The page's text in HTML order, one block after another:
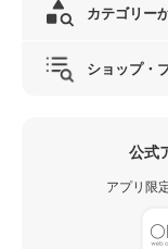
カテゴリー
ショップ・
公式
アプリ限